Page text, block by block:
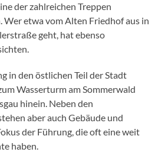
der zahlreichen Treppen
Wer etwa vom Alten Friedhof aus in
geht, hat ebenso
in den östlichen Teil der Stadt
Wasserturm am Sommerwald
hinein. Neben den
aber auch Gebäude und
der Führung, die oft eine weit
haben.